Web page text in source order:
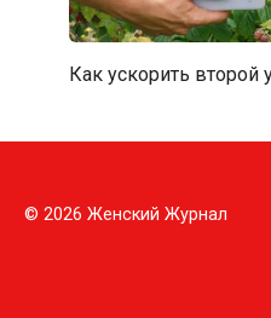
Как ускорить
© 2026 Женский Журнал